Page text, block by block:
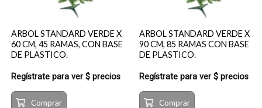
ARBOL STANDARD VERDE X
60 CM, 45 RAMAS, CON BASE
DE PLASTICO.
Regístrate para ver $ precios
Comprar
ARBOL STANDARD VERDE X
90 CM, 85 RAMAS CON BASE
DE PLASTICO.
Regístrate para ver $ precios
Comprar